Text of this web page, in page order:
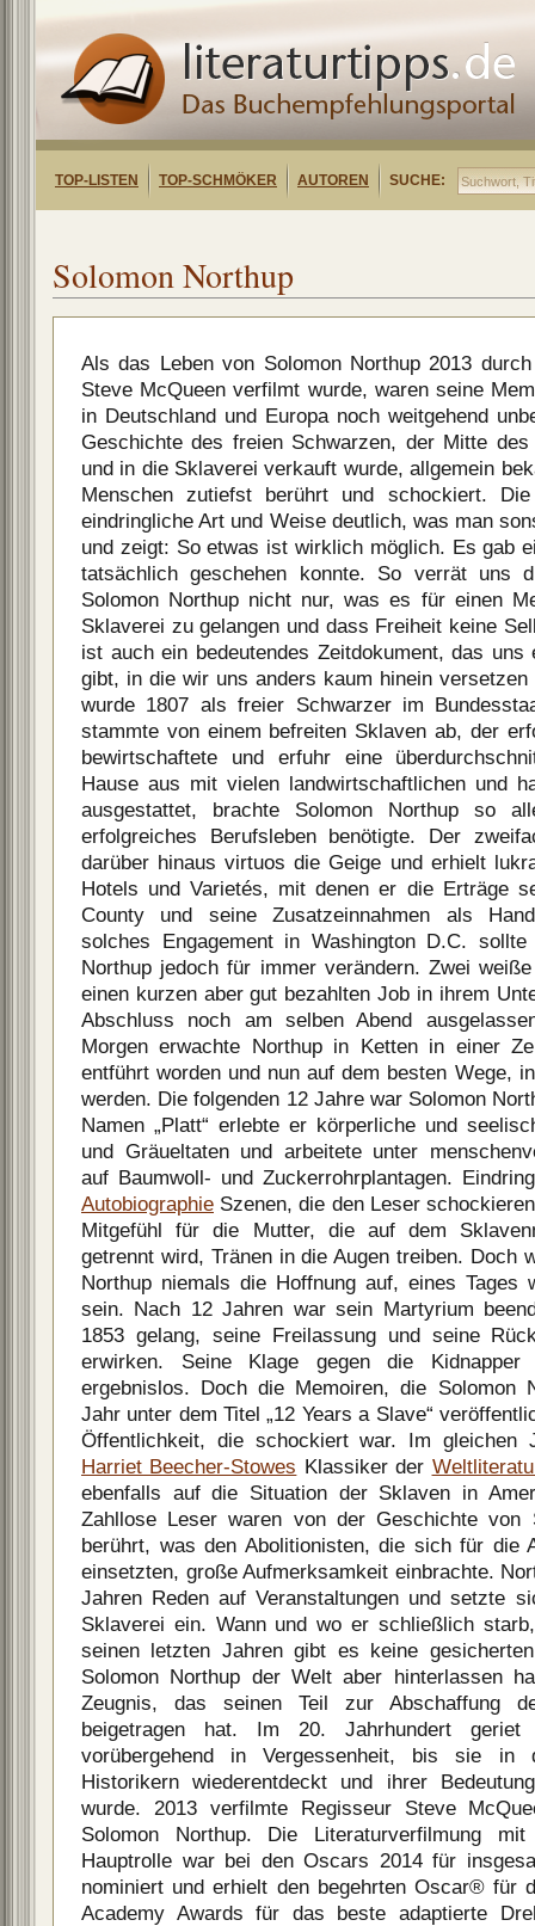
TOP-LISTEN TOP-SCHMÖKER AUTOREN SUCHE:
Solomon Northup
Als das Leben von Solomon Northup 2013
Steve McQueen verfilmt wurde, waren seine
in Deutschland und Europa noch weitgehend
Geschichte des freien Schwarzen, der Mitte
und in die Sklaverei verkauft wurde, allgemein
Menschen zutiefst berührt und schockiert.
eindringliche Art und Weise deutlich, was man
und zeigt: So etwas ist wirklich möglich. Es gab
tatsächlich geschehen konnte. So verrät uns
Solomon Northup nicht nur, was es für einen
Sklaverei zu gelangen und dass Freiheit keine
ist auch ein bedeutendes Zeitdokument, das
gibt, in die wir uns anders kaum hinein versetzen
wurde 1807 als freier Schwarzer im
stammte von einem befreiten Sklaven ab, der
bewirtschaftete und erfuhr eine
Hause aus mit vielen landwirtschaftlichen und
ausgestattet, brachte Solomon Northup so
erfolgreiches Berufsleben benötigte. Der
darüber hinaus virtuos die Geige und erhielt
Hotels und Varietés, mit denen er die Erträge
County und seine Zusatzeinnahmen als
solches Engagement in Washington D.C.
Northup jedoch für immer verändern. Zwei
einen kurzen aber gut bezahlten Job in ihrem
Abschluss noch am selben Abend
Morgen erwachte Northup in Ketten in einer
entführt worden und nun auf dem besten Wege,
werden. Die folgenden 12 Jahre war Solomon
Namen „Platt“ erlebte er körperliche und
und Gräueltaten und arbeitete unter
auf Baumwoll- und Zuckerrohrplantagen.
Autobiographie Szenen, die den Leser
Mitgefühl für die Mutter, die auf dem
getrennt wird, Tränen in die Augen treiben. Doch
Northup niemals die Hoffnung auf, eines Tages
sein. Nach 12 Jahren war sein Martyrium
1853 gelang, seine Freilassung und seine
erwirken. Seine Klage gegen die Kidnapper
ergebnislos. Doch die Memoiren, die Solomon
Jahr unter dem Titel „12 Years a Slave“
Öffentlichkeit, die schockiert war. Im gleichen
Harriet Beecher-Stowes Klassiker der
ebenfalls auf die Situation der Sklaven in
Zahllose Leser waren von der Geschichte von
berührt, was den Abolitionisten, die sich für die
einsetzten, große Aufmerksamkeit einbrachte.
Jahren Reden auf Veranstaltungen und setzte
Sklaverei ein. Wann und wo er schließlich
seinen letzten Jahren gibt es keine
Solomon Northup der Welt aber hinterlassen
Zeugnis, das seinen Teil zur Abschaffung
beigetragen hat. Im 20. Jahrhundert geriet
vorübergehend in Vergessenheit, bis sie in
Historikern wiederentdeckt und ihrer
wurde. 2013 verfilmte Regisseur Steve
Solomon Northup. Die Literaturverfilmung
Hauptrolle war bei den Oscars 2014 für
nominiert und erhielt den begehrten Oscar® für
Academy Awards für das beste adaptierte